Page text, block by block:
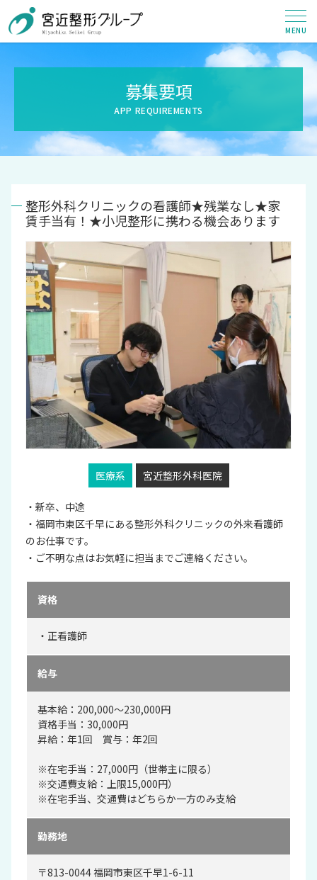
募集要項
整形外科クリニックの看護師★残業なし★家
賃手当有！★小児整形に携わる機会あります
医療系 宮近整形外科医院
・新卒、中途
・福岡市東区千早にある整形外科クリニックの外来看護師
のお仕事です。
・ご不明な点はお気軽に担当までご連絡ください。
資格
・正看護師
給与
基本給：200,000～230,000円
資格手当：30,000円
昇給：年1回 賞与：年2回
※在宅手当：27,000円（世帯主に限る）
※交通費支給：上限15,000円）
※在宅手当、交通費はどちらか一方のみ支給
勤務地
〒813-0044 福岡市東区千早1-6-11